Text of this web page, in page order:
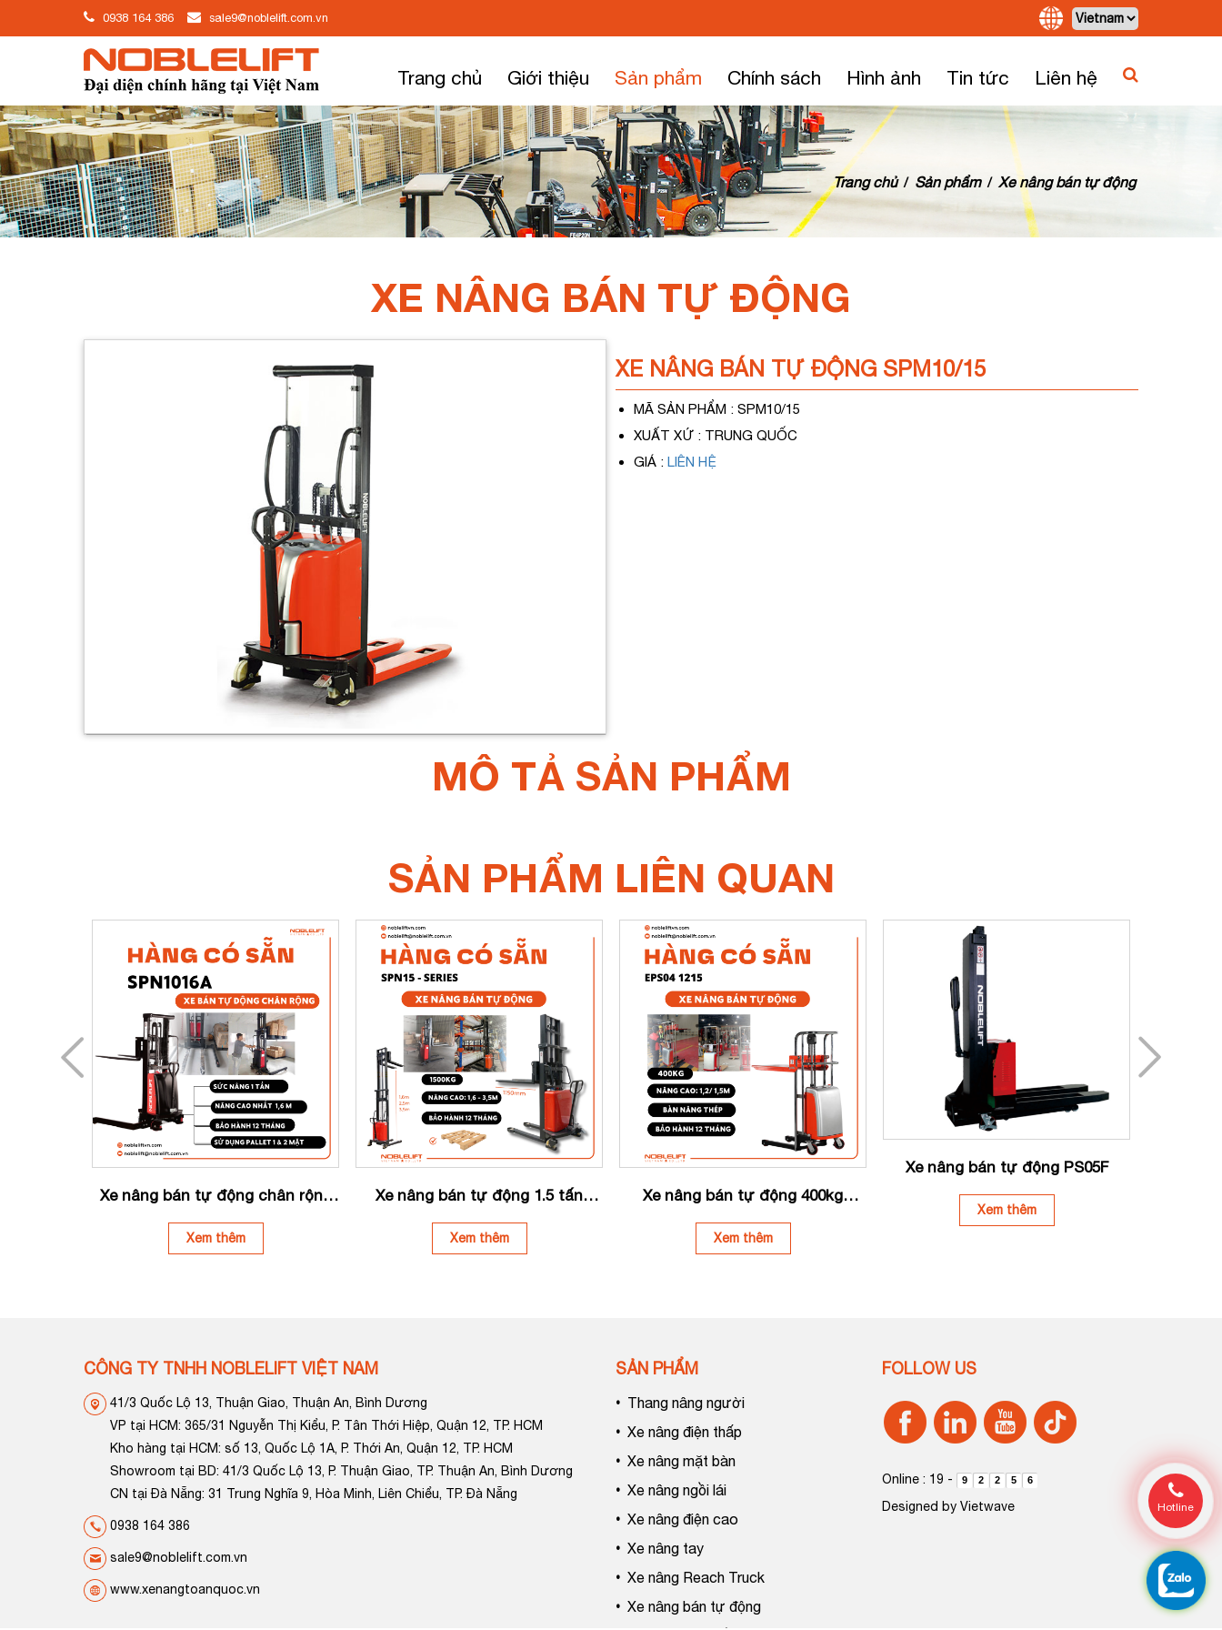
0938 164 386 sale9@noblelift.com.vn
Trang chủ Giới thiệu Sản phẩm Chính sách Hình ảnh Tin tức Liên hệ
Trang chủ / Sản phẩm / Xe nâng bán tự động
XE NÂNG BÁN TỰ ĐỘNG
XE NÂNG BÁN TỰ ĐỘNG SPM10/15
MÃ SẢN PHẨM : SPM10/15
XUẤT XỨ : TRUNG QUỐC
GIÁ : LIÊN HỆ
MÔ TẢ SẢN PHẨM
SẢN PHẨM LIÊN QUAN
Xe nâng bán tự động chân rộng
Xem thêm
Xe nâng bán tự động 1.5 tấn
Xem thêm
Xe nâng bán tự động 400kg
Xem thêm
Xe nâng bán tự động PS05F
Xem thêm
CÔNG TY TNHH NOBLELIFT VIỆT NAM
41/3 Quốc Lộ 13, Thuận Giao, Thuận An, Bình Dương
VP tại HCM: 365/31 Nguyễn Thị Kiểu, P. Tân Thới Hiệp, Quận 12, TP. HCM
Kho hàng tại HCM: số 13, Quốc Lộ 1A, P. Thới An, Quận 12, TP. HCM
Showroom tại BD: 41/3 Quốc Lộ 13, P. Thuận Giao, TP. Thuận An, Bình Dương
CN tại Đà Nẵng: 31 Trung Nghĩa 9, Hòa Minh, Liên Chiểu, TP. Đà Nẵng
0938 164 386
sale9@noblelift.com.vn
www.xenangtoanquoc.vn
SẢN PHẨM
• Thang nâng người
• Xe nâng điện thấp
• Xe nâng mặt bàn
• Xe nâng ngồi lái
• Xe nâng điện cao
• Xe nâng tay
• Xe nâng Reach Truck
• Xe nâng bán tự động
FOLLOW US
Online : 19 - 9 2 2 5 6
Designed by Vietwave Hotline